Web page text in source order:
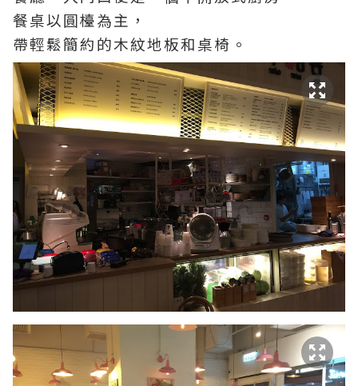
餐桌以圓檯為主，
帶輕鬆簡約的木紋地板和桌椅。